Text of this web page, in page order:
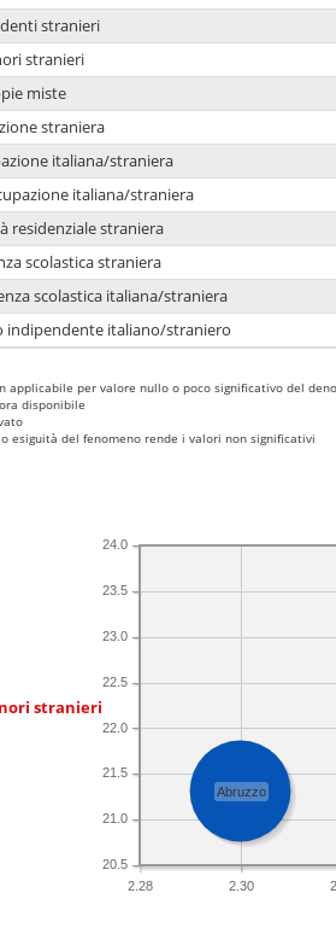
stranieri
stranieri
miste
straniera
italiana/straniera
italiana/straniera
residenziale straniera
scolastica straniera
scolastica italiana/straniera
indipendente italiano/straniero
applicabile per valore nullo o poco significativo del
disponibile
o esiguità del fenomeno rende i valori non significativi
stranieri
2.28 2.30
20.5
21.0
21.5
22.0
22.5
23.0
23.5
24.0
Abruzzo